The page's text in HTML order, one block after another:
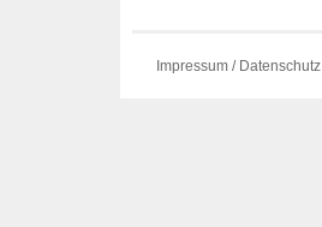
Impressum / Datenschutz